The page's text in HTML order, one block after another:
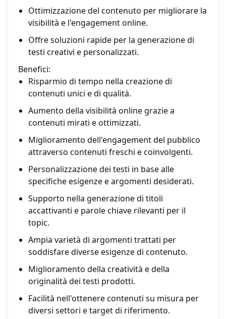
Ottimizzazione del contenuto per migliorare la
visibilità e l'engagement online.
Offre soluzioni rapide per la generazione di
testi creativi e personalizzati.
Benefici:
Risparmio di tempo nella creazione di
contenuti unici e di qualità.
Aumento della visibilità online grazie a
contenuti mirati e ottimizzati.
Miglioramento dell'engagement del pubblico
attraverso contenuti freschi e coinvolgenti.
Personalizzazione dei testi in base alle
specifiche esigenze e argomenti desiderati.
Supporto nella generazione di titoli
accattivanti e parole chiave rilevanti per il
topic.
Ampia varietà di argomenti trattati per
soddisfare diverse esigenze di contenuto.
Miglioramento della creatività e della
originalità dei testi prodotti.
Facilità nell'ottenere contenuti su misura per
diversi settori e target di riferimento.